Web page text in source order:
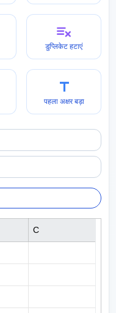
डुप्लिकेट हटाएं
पहला अक्षर बड़ा
C